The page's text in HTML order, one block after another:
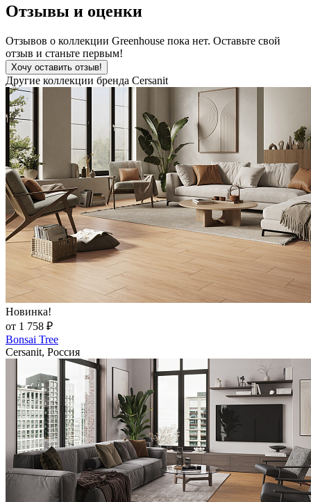
Отзывы и оценки
Отзывов о коллекции Greenhouse пока нет. Оставьте свой
отзыв и станьте первым!
Хочу оставить отзыв!
Другие коллекции бренда Cersanit
Новинка!
от 1 758 ₽
Bonsai Tree
Cersanit, Россия